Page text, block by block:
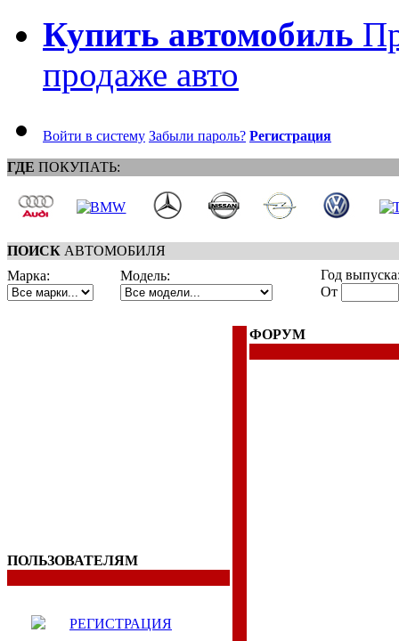
Купить автомобиль
продаже авто
Войти в систему Забыли пароль? Регистрация
ГДЕ ПОКУПАТЬ:
ПОИСК АВТОМОБИЛЯ
Марка:
Модель:
Год
От
ПОЛЬЗОВАТЕЛЯМ
РЕГИСТРАЦИЯ
ФОРУМ